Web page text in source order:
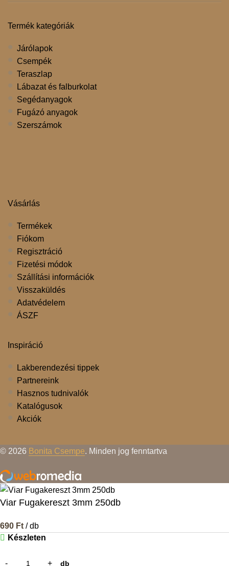
Termék kategóriák
Járólapok
Csempék
Teraszlap
Lábazat és falburkolat
Segédanyagok
Fugázó anyagok
Szerszámok
Vásárlás
Termékek
Fiókom
Regisztráció
Fizetési módok
Szállítási információk
Visszaküldés
Adatvédelem
ÁSZF
Inspiráció
Lakberendezési tippek
Partnereink
Hasznos tudnivalók
Katalógusok
Akciók
© 2026 Bonita Csempe. Minden jog fenntartva
Viar Fugakereszt 3mm 250db
690 Ft / db
Készleten
db